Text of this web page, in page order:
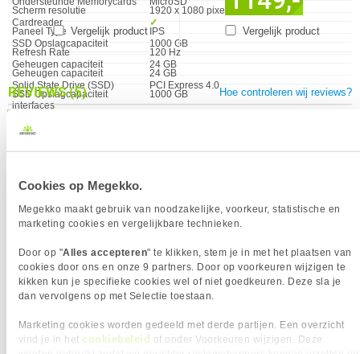
Cookies op Megekko.
Megekko maakt gebruik van noodzakelijke, voorkeur, statistische en
marketing cookies en vergelijkbare technieken.
Door op "Alles accepteren" te klikken, stem je in met het plaatsen van
cookies door ons en onze 9 partners. Door op voorkeuren wijzigen te
kikken kun je specifieke cookies wel of niet goedkeuren. Deze sla je
dan vervolgens op met Selectie toestaan.
Marketing cookies worden gedeeld met derde partijen. Een overzicht
vind je in het cookiebeleid of onder Voorkeuren wijzigen. Deze
Scherm resolutie
1920 x 1080 pixels
Paneel Type
IPS
Refresh Rate
120 Hz
Geheugen capaciteit
24 GB
SSD Opslagcapaciteit
1000 GB
Besturingssysteem
Garantie
24 maanden
Cardreader
✓︎
SSD Opslagcapaciteit
1000 GB
Geheugen capaciteit
24 GB
Solid State Drive (SSD)
interfaces
PCI Express 4.0
SSD-vormfactor
Diepte
Gewicht
689 gram
Hoogte
50 mm
Eigenschap Waarde
Aantal knoppen
17
Analoge duim-sticks
✓︎
toetsen
Gaming controle technologie
Vergelijk product Vergelijk product
REVIEWS(5) Hoe controleren wij reviews?
EERSTE REVIEW
★★★★★
★★★★★
Electrocop
EERSTE REVIEW
6 dagen in bezit
Atari lynx gevoel
uiteraard kon deze iets meer gezien het eigenlijk een volledige pc is. Tot nu
toe erg blij met de aankoop! Veel mogelijkheden en als je een beetje handig